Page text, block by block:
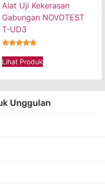
Alat Uji Kekerasan
Gabungan NOVOTEST
T-UD3
Lihat Produk
Unggulan